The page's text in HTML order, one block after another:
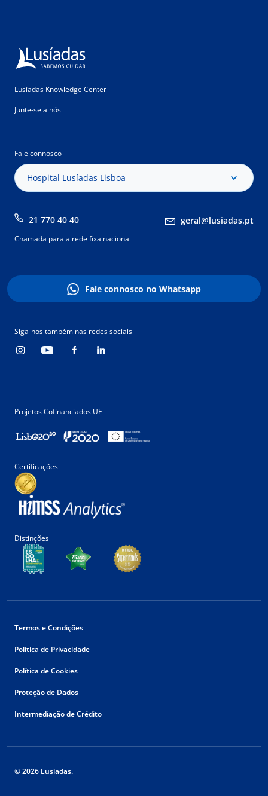
Lusíadas Knowledge Center
Junte-se a nós
Fale connosco
Hospital Lusíadas Lisboa
21 770 40 40 geral@lusiadas.pt
Chamada para a rede fixa nacional
Fale connosco no Whatsapp
Siga-nos também nas redes sociais
Projetos Cofinanciados UE
Certificações
Distinções
Termos e Condições
Política de Privacidade
Política de Cookies
Proteção de Dados
Intermediação de Crédito
© 2026 Lusíadas.